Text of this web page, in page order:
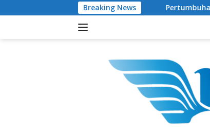
ke
Breaking News
Pertumbuhan 5,29 Persen,